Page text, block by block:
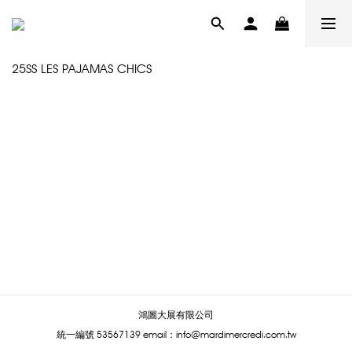
25SS LES PAJAMAS CHICS
鴻圖大展有限公司
統一編號 53567139 email：info@mardimercredi.com.tw